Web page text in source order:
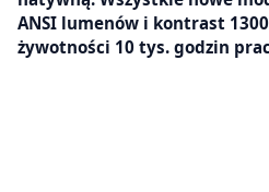
ANSI lumenów i kontrast
żywotności 10 tys. godzin